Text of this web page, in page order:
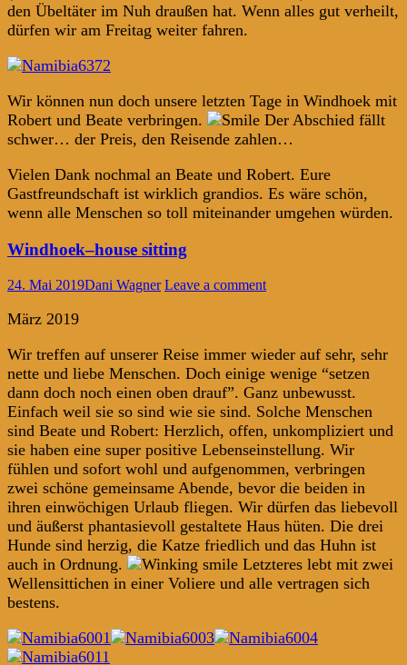
den Übeltäter im Nuh draußen hat. Wenn alles gut verheilt,
dürfen wir am Freitag weiter fahren.
Wir können nun doch unsere letzten Tage in Windhoek mit
Robert und Beate verbringen.
Der Abschied fällt
schwer… der Preis, den Reisende zahlen…
Vielen Dank nochmal an Beate und Robert. Eure
Gastfreundschaft ist wirklich grandios. Es wäre schön,
wenn alle Menschen so toll miteinander umgehen würden.
Windhoek–house sitting
24. Mai 2019Dani Wagner Leave a comment
März 2019
Wir treffen auf unserer Reise immer wieder auf sehr, sehr
nette und liebe Menschen. Doch einige wenige “setzen
dann doch noch einen oben drauf”. Ganz unbewusst.
Einfach weil sie so sind wie sie sind. Solche Menschen
sind Beate und Robert: Herzlich, offen, unkompliziert und
sie haben eine super positive Lebenseinstellung. Wir
fühlen und sofort wohl und aufgenommen, verbringen
zwei schöne gemeinsame Abende, bevor die beiden in
ihren einwöchigen Urlaub fliegen. Wir dürfen das liebevoll
und äußerst phantasievoll gestaltete Haus hüten. Die drei
Hunde sind herzig, die Katze friedlich und das Huhn ist
auch in Ordnung.
Letzteres lebt mit zwei
Wellensittichen in einer Voliere und alle vertragen sich
bestens.